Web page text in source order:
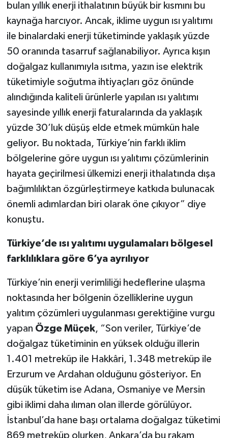
bulan yıllık enerji ithalatının büyük bir kısmını bu
kaynağa harcıyor. Ancak, iklime uygun ısı yalıtımı
ile binalardaki enerji tüketiminde yaklaşık yüzde
50 oranında tasarruf sağlanabiliyor. Ayrıca kışın
doğalgaz kullanımıyla ısıtma, yazın ise elektrik
tüketimiyle soğutma ihtiyaçları göz önünde
alındığında kaliteli ürünlerle yapılan ısı yalıtımı
sayesinde yıllık enerji faturalarında da yaklaşık
yüzde 30’luk düşüş elde etmek mümkün hale
geliyor. Bu noktada, Türkiye’nin farklı iklim
bölgelerine göre uygun ısı yalıtımı çözümlerinin
hayata geçirilmesi ülkemizi enerji ithalatında dışa
bağımlılıktan özgürleştirmeye katkıda bulunacak
önemli adımlardan biri olarak öne çıkıyor” diye
konuştu.
Türkiye’de ısı yalıtımı uygulamaları bölgesel
farklılıklara göre 6’ya ayrılıyor
Türkiye’nin enerji verimliliği hedeflerine ulaşma
noktasında her bölgenin özelliklerine uygun
yalıtım çözümleri uygulanması gerektiğine vurgu
yapan Özge Müçek, “Son veriler, Türkiye’de
doğalgaz tüketiminin en yüksek olduğu illerin
1.401 metreküp ile Hakkâri, 1.348 metreküp ile
Erzurum ve Ardahan olduğunu gösteriyor. En
düşük tüketim ise Adana, Osmaniye ve Mersin
gibi iklimi daha ılıman olan illerde görülüyor.
İstanbul’da hane başı ortalama doğalgaz tüketimi
869 metreküp olurken, Ankara’da bu rakam